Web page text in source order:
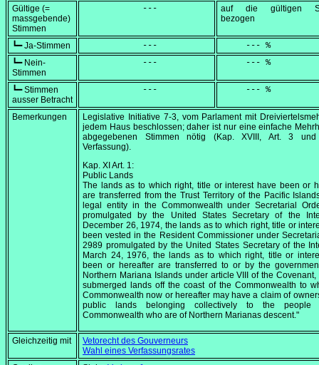
Gültige (=
massgebende)
Stimmen
            ---
auf die gültigen
bezogen
┗━ Ja-Stimmen
            ---
     --- %
┗━ Nein-
Stimmen
            ---
     --- %
┗━ Stimmen
ausser Betracht
            ---
     --- %
Bemerkungen
Legislative Initiative 7-3, vom Parlament mit
jedem Haus beschlossen; daher ist nur eine einfache
abgegebenen Stimmen nötig (Kap. XVIII, Art. 3
Verfassung).
Kap. XI Art. 1:
Public Lands
The lands as to which right, title or interest have been or
are transferred from the Trust Territory of the Pacific
legal entity in the Commonwealth under Secretarial
promulgated by the United States Secretary of the
December 26, 1974, the lands as to which right, title or
been vested in the Resident Commissioner under
2989 promulgated by the United States Secretary of the
March 24, 1976, the lands as to which right, title or
been or hereafter are transferred to or by the
Northern Mariana Islands under article VIII of the
submerged lands off the coast of the Commonwealth to
Commonwealth now or hereafter may have a claim of
public lands belonging collectively to the
Commonwealth who are of Northern Marianas descent."
Gleichzeitig mit
Vetorecht des Gouverneurs
Wahl eines Verfassungsrates